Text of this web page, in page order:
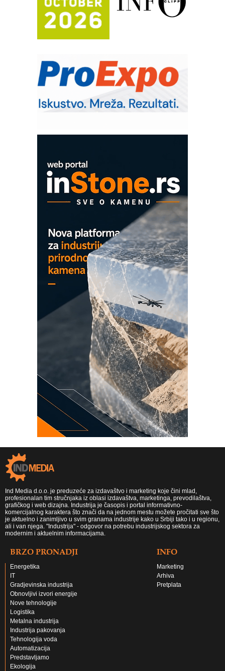
Bezbednost na prvom mestu!
IB BLUMENAUER - više od 40 godina
poverenja u industriji
– Pametna signalizacija za efikasnije
upravljanje mašinama
Sigurnije ispitivanje transformatora u
solarnim elektranama i vetroparkovima
Pranje točkova na gradilištu- standard
Proizvodnja iC7 Hybrid 1500 VDC
COMBYPACK
EVOKS Maintenance Management
ROSA i SCHUNK podižu proizvodnju
Detekcija različitih oblika
Ind Media d.o.o. je preduzeće za izdavaštvo i marketing koje čini mlad,
profesionalan tim stručnjaka iz oblasi izdavaštva, marketinga, prevodilaštva,
grafičkog i web dizajna. Industrija je časopis i portal informativno-
komercijalnog karaktera što znači da na jednom mestu možete pročitati sve što
je aktuelno i zanimljivo u svim granama industrije kako u Srbiji tako i u regionu,
ali i van njega. "Industrija" - odgovor na potrebu industrijskog sektora za
modernim i aktuelnim informacijama.
BRZO PRONADJI
Energetika
IT
Gradjevinska industrija
Obnovljivi izvori energije
Nove tehnologije
Logistika
Metalna industrija
Industrija pakovanja
Tehnologija voda
Automatizacija
Predstavljamo
Ekologija
INFO
Marketing
Arhiva
Pretplata